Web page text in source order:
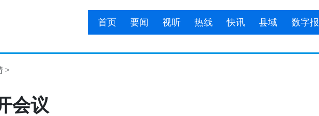
首页 要闻 视听 热线 快讯 县域 数字报
>
会议